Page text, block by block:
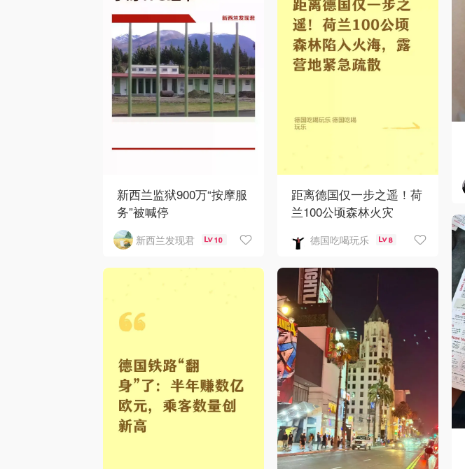
新西兰监狱900万“按摩服
务”被喊停
新西兰发现君 10
距离德国仅一步之遥！荷
兰100公顷森林火灾
德国吃喝玩乐 8